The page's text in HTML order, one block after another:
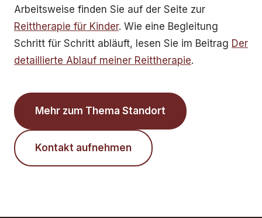
Arbeitsweise finden Sie auf der Seite zur
Reittherapie für Kinder. Wie eine Begleitung
Schritt für Schritt abläuft, lesen Sie im Beitrag Der
detaillierte Ablauf meiner Reittherapie.
Mehr zum Thema Standort
Kontakt aufnehmen